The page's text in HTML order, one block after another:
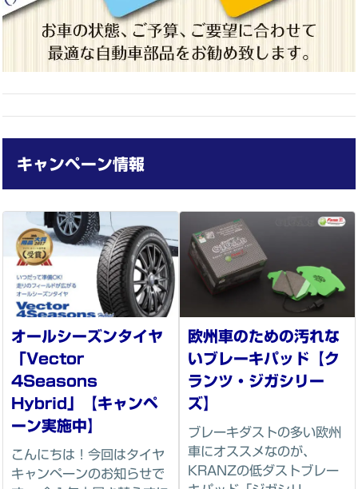
す。車検切れでも自走可能な場合、臨時運行許可申請（仮ナンバ
ー）の取得を行いますが、自走困難で積載車の使用が必要となる場
合には、別途距離に応じた追加料金が発生いたします。
*4（コンピューター診断）コンピューター診断機をお車に接続
し、目視では確認できない隠れた不調箇所を診断いたします。 専
ができない場合がございます。
*5（整備保証）
保証期間または走行距離のどちらかが上限に達す
るまでの間、”整備を行った箇所の交換部品”に対して保証が適用さ
ない部品がございますのでご了承ください。
*6（代車貸出サービス）ご希望のお客様に代車（軽自動車）をご
用意致します。事前予約制となっておりますので、あらかじめお申
し付け下さい。ご利用分の燃料を補充して頂くことで、無料にてご
利用頂けます。代車の貸出は自動車保険（任意保険）に加入されて
いるお客様限定のサービスです。任意保険に未加入のお客様へは貸
出できませんので予めご了承ください。詳しくは＜代車のご利用に
ついて＞
*7（洗車・車内清掃・除菌）
ご返却の前に洗車サービスを致して
おりますので、ポリマー加工等ボディの取扱いに注意が必要な場合
は事前にお知らせ下さい。また、車内に触れられて困るものがある
場合は車から降ろしておいて下さい。
キャンペーン情報
オールシーズンタイヤ
「Vector
4Seasons
Hybrid」【キャンペ
ーン実施中】
こんにちは！今回はタイヤ
キャンペーンのお知らせで
欧州車のための汚れな
いブレーキパッド【ク
ランツ・ジガシリー
ズ】
ブレーキダストの多い欧州
車にオススメなのが、
KRANZの低ダストブレー